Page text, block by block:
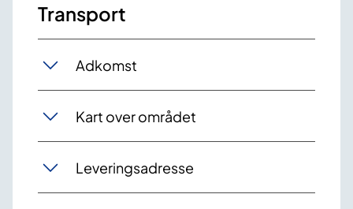
Transport
Adkomst
Kart over området
Leveringsadresse